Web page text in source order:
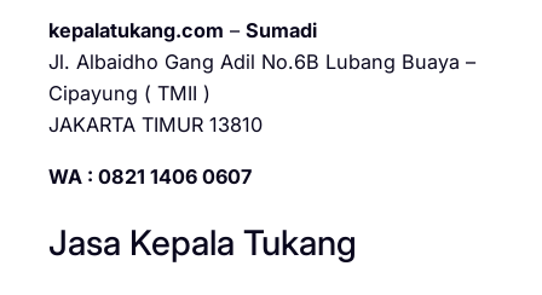
kepalatukang.com – Sumadi
Jl. Albaidho Gang Adil No.6B Lubang Buaya –
Cipayung ( TMII )
JAKARTA TIMUR 13810
WA : 0821 1406 0607
Jasa Kepala Tukang